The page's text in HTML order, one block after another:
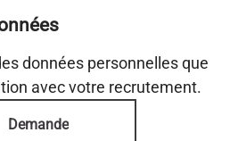
données personnelles que
avec votre recrutement.
Demande